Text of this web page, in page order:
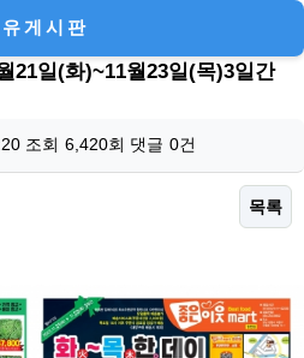
게시판
21일(화)~11월23일(목)3일간
조회 6,420회 댓글 0건
목록